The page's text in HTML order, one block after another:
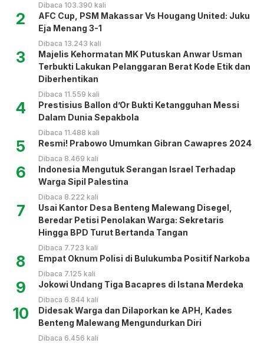
Dibaca 103.390 kali
2
AFC Cup, PSM Makassar Vs Hougang United: Juku
Eja Menang 3-1
Dibaca 13.243 kali
3
Majelis Kehormatan MK Putuskan Anwar Usman
Terbukti Lakukan Pelanggaran Berat Kode Etik dan
Diberhentikan
Dibaca 11.559 kali
4
Prestisius Ballon d’Or Bukti Ketangguhan Messi
Dalam Dunia Sepakbola
Dibaca 11.488 kali
5 Resmi! Prabowo Umumkan Gibran Cawapres 2024
Dibaca 8.469 kali
6
Indonesia Mengutuk Serangan Israel Terhadap
Warga Sipil Palestina
Dibaca 8.222 kali
7
Usai Kantor Desa Benteng Malewang Disegel,
Beredar Petisi Penolakan Warga: Sekretaris
Hingga BPD Turut Bertanda Tangan
Dibaca 7.723 kali
8 Empat Oknum Polisi di Bulukumba Positif Narkoba
Dibaca 7.125 kali
9 Jokowi Undang Tiga Bacapres di Istana Merdeka
Dibaca 6.844 kali
10
Didesak Warga dan Dilaporkan ke APH, Kades
Benteng Malewang Mengundurkan Diri
Dibaca 6.456 kali